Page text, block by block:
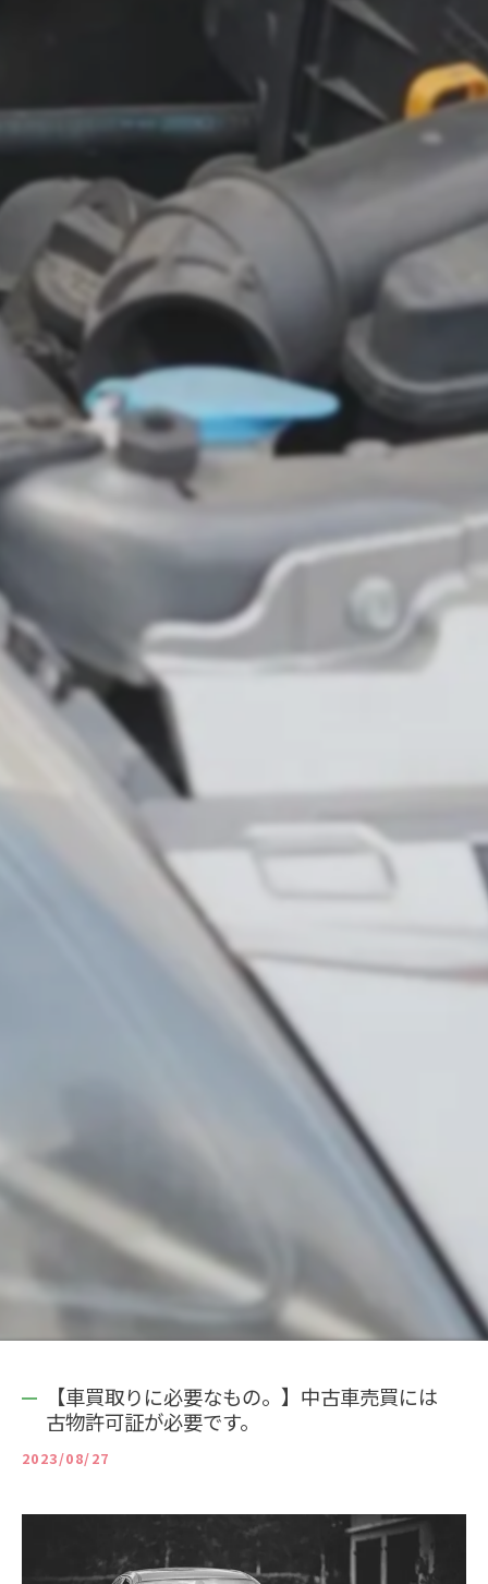
【車買取りに必要なもの。】中古車売買には
古物許可証が必要です。
2023/08/27